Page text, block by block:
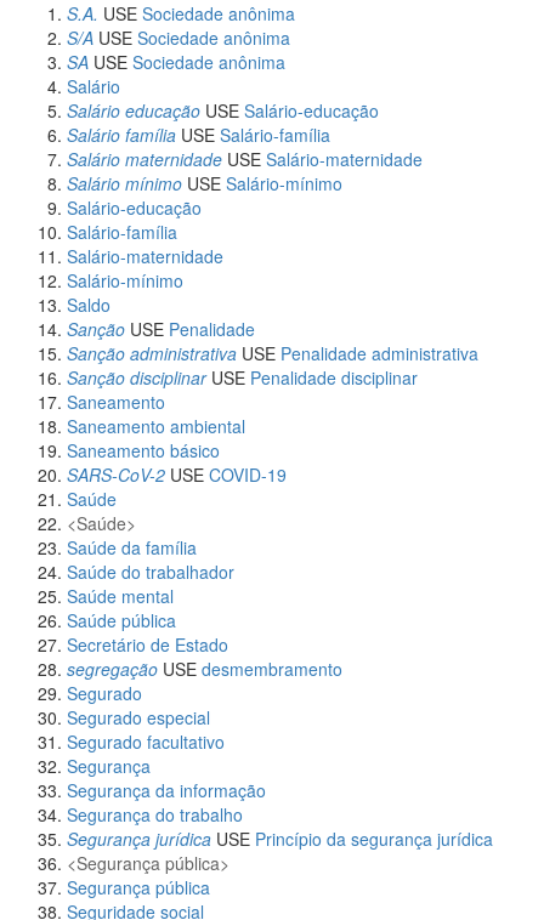
S.A. USE Sociedade anônima
S/A USE Sociedade anônima
SA USE Sociedade anônima
Salário
Salário educação USE Salário-educação
Salário família USE Salário-família
Salário maternidade USE Salário-maternidade
Salário mínimo USE Salário-mínimo
Salário-educação
Salário-família
Salário-maternidade
Salário-mínimo
Saldo
Sanção USE Penalidade
Sanção administrativa USE Penalidade administrativa
Sanção disciplinarUSE Penalidade disciplinar
Saneamento
Saneamento ambiental
Saneamento básico
SARS-CoV-2 USE COVID-19
Saúde
Saúde
Saúde da família
Saúde do trabalhador
Saúde mental
Saúde pública
Secretário de Estado
segregação USE desmembramento
Segurado
Segurado especial
Segurado facultativo
Segurança
Segurança da informação
Segurança do trabalho
Segurança jurídica USE Princípio da segurança jurídica
Segurança pública
Segurança pública
Seguridade social